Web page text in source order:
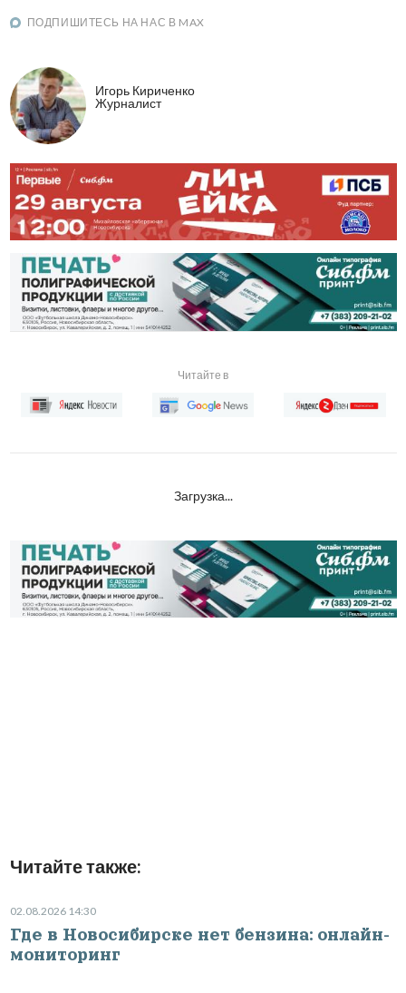
ПОДПИШИТЕСЬ НА НАС В MAX
Игорь Кириченко
Журналист
Читайте в
Загрузка...
Читайте также:
02.08.2026 14:30
Где в Новосибирске нет бензина: онлайн-
мониторинг